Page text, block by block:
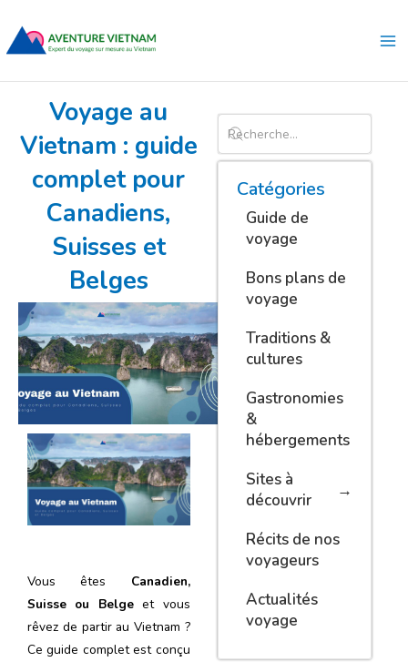
contenu
Voyage au
Vietnam : guide
complet pour
Canadiens,
Suisses et
Belges
Vous êtes Canadien,
Suisse ou Belgeet vous
rêvez de partir au Vietnam ?
Ce guide complet est conçu
Catégories
Guide de
voyage
Bons plans de
voyage
Traditions &
cultures
Gastronomies
&
hébergements
Sites à
découvrir
Récits de nos
voyageurs
Actualités
voyage